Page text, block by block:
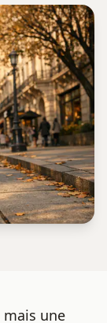
mais une